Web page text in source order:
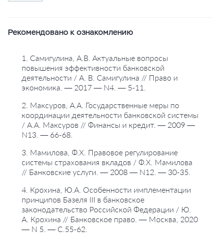
Рекомендовано к ознакомлению
1. Самигулина, А.В. Актуальные вопросы
повышения эффективности банковской
деятельности / А. В. Самигулина // Право и
экономика. — 2017 — N4. — 5-11.
2. Максуров, А.А. Государственные меры по
координации деятельности банковской системы
/ А.А. Максуров // Финансы и кредит. — 2009 —
N13. — 66-68.
3. Мамилова, Ф.Х. Правовое регулирование
системы страхования вкладов / Ф.Х. Мамилова
// Банковские услуги. — 2008 — N12. — 30-35.
4. Крохина, Ю.А. Особенности имплементации
принципов Базеля III в банковское
законодательство Российской Федерации / Ю.
А. Крохина // Банковское право. — Москва, 2020
— N 5. — С.55-62.